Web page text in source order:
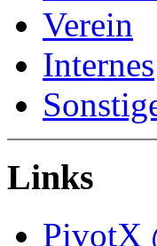
Verein
Internes
Links
PivotX